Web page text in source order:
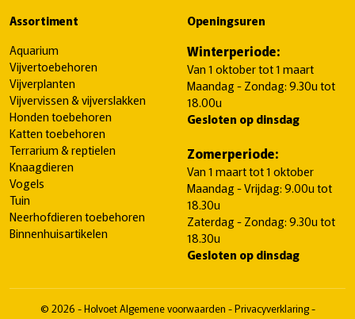
Assortiment
Aquarium
Vijvertoebehoren
Vijverplanten
Vijvervissen & vijverslakken
Honden toebehoren
Katten toebehoren
Terrarium & reptielen
Knaagdieren
Vogels
Tuin
Neerhofdieren toebehoren
Binnenhuisartikelen
Openingsuren
Winterperiode:
Van 1 oktober tot 1 maart
Maandag - Zondag: 9.30u tot
18.00u
Gesloten op dinsdag
Zomerperiode:
Van 1 maart tot 1 oktober
Maandag - Vrijdag: 9.00u tot
18.30u
Zaterdag - Zondag: 9.30u tot
18.30u
Gesloten op dinsdag
© 2026 - HolvoetAlgemene voorwaarden -Privacyverklaring-